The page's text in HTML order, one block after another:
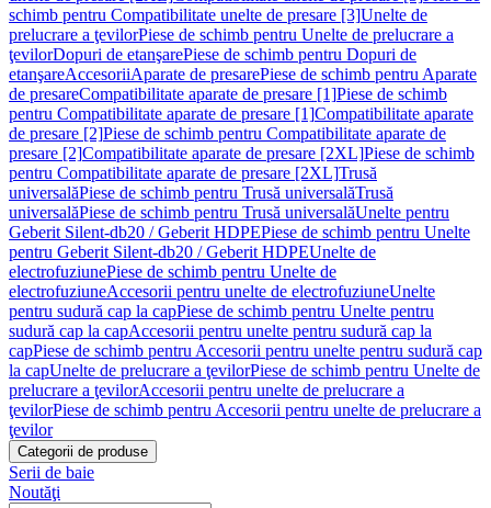
schimb pentru Compatibilitate unelte de presare [3]Unelte de
prelucrare a ţevilorPiese de schimb pentru Unelte de prelucrare a
ţevilorDopuri de etanşarePiese de schimb pentru Dopuri de
etanşareAccesoriiAparate de presarePiese de schimb pentru Aparate
de presareCompatibilitate aparate de presare [1]Piese de schimb
pentru Compatibilitate aparate de presare [1]Compatibilitate aparate
de presare [2]Piese de schimb pentru Compatibilitate aparate de
presare [2]Compatibilitate aparate de presare [2XL]Piese de schimb
pentru Compatibilitate aparate de presare [2XL]Trusă
universalăPiese de schimb pentru Trusă universalăTrusă
universalăPiese de schimb pentru Trusă universalăUnelte pentru
Geberit Silent-db20 / Geberit HDPEPiese de schimb pentru Unelte
pentru Geberit Silent-db20 / Geberit HDPEUnelte de
electrofuziunePiese de schimb pentru Unelte de
electrofuziuneAccesorii pentru unelte de electrofuziuneUnelte
pentru sudură cap la capPiese de schimb pentru Unelte pentru
sudură cap la capAccesorii pentru unelte pentru sudură cap la
capPiese de schimb pentru Accesorii pentru unelte pentru sudură cap
la capUnelte de prelucrare a ţevilorPiese de schimb pentru Unelte de
prelucrare a ţevilorAccesorii pentru unelte de prelucrare a
ţevilorPiese de schimb pentru Accesorii pentru unelte de prelucrare a
ţevilor
Categorii de produse
Serii de baie
Noutăţi